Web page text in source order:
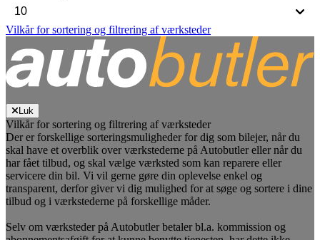
Vilkår for sortering og filtrering af værksteder
Luk
Vilkår for sortering og filtrering af værksteder
Der er forskellige sorteringsmuligheder for dig som bilejer, når du
skal have et overblik over værkstederne på Autobutler eller når du
har fået tilbud, og skal vælge værksted som kan reparere eller
servicere din bil. Vi vil gerne gøre din oplevelse enkel og
transparent, derfor giver vi dig mulighed for at søge og sortere i dine
tilbud og i værkstederne på forskellige måder.
Selv om værksteder på Autobutler betaler bl.a. kommission og